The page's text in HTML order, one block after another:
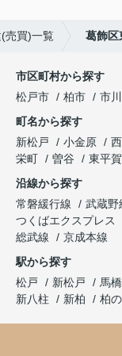
売買)一覧 葛飾区
市区町村から探す
松戸市
柏市 市
町名から探す
新松戸
小金原
栄町
曽谷
東平賀
沿線から探す
常磐緩行線
武蔵野
つくばエクスプレス
総武線
京成本線
駅から探す
松戸
新松戸 馬橋
新八柱
新柏 柏